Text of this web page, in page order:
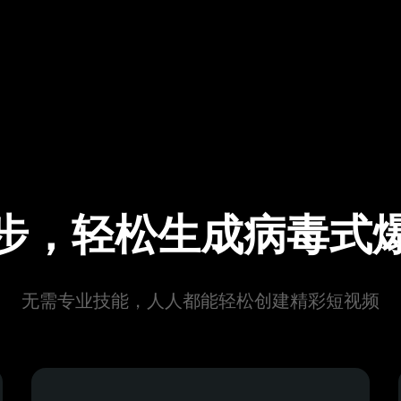
，轻松生成病毒式
无需专业技能，人人都能轻松创建精彩短视频